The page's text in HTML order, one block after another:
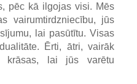
pēc kā ilgojas visi. Mēs
vairumtirdzniecību, jūs
lai pasūtītu. Visas
Ērti, ātri, vairāk
krāsas, lai jūs varētu